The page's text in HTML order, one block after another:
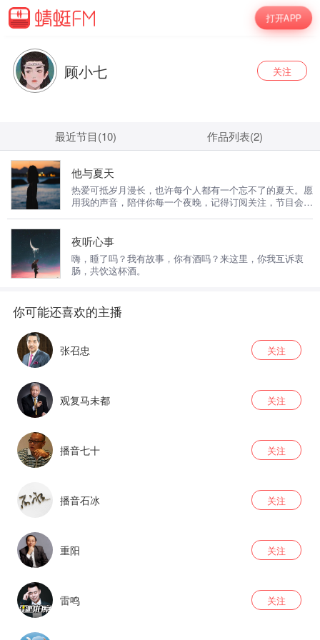
打开APP
顾小七 关注
最近节目(10) 作品列表(2)
他与夏天
热爱可抵岁月漫长，也许每个人都有一个忘不了的夏天。愿
用我的声音，陪伴你每一个夜晚，记得订阅关注，节目会定
夜听心事
嗨，睡了吗？我有故事，你有酒吗？来这里，你我互诉衷
肠，共饮这杯酒。
张召忠 关注
观复马未都 关注
播音七十 关注
播音石冰 关注
重阳 关注
雷鸣 关注